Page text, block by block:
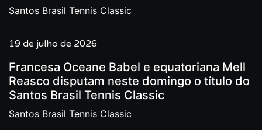
Santos Brasil Tennis Classic
19 de julho de 2026
Francesa Oceane Babel e equatoriana Mell
Reasco disputam neste domingo o título do
Santos Brasil Tennis Classic
Santos Brasil Tennis Classic